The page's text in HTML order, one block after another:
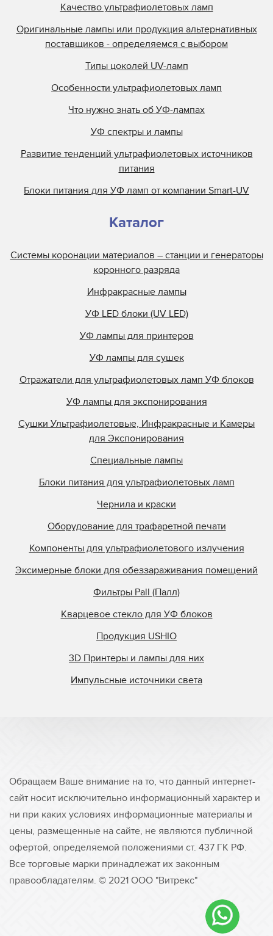
Качество ультрафиолетовых ламп
Оригинальные лампы или продукция альтернативных
поставщиков - определяемся с выбором
Типы цоколей UV-ламп
Особенности ультрафиолетовых ламп
Что нужно знать об УФ-лампах
УФ спектры и лампы
Развитие тенденций ультрафиолетовых источников
питания
Блоки питания для УФ ламп от компании Smart-UV
Каталог
Системы коронации материалов – станции и генераторы
коронного разряда
Инфракрасные лампы
УФ LED блоки (UV LED)
УФ лампы для принтеров
УФ лампы для сушек
Отражатели для ультрафиолетовых ламп УФ блоков
УФ лампы для экспонирования
Сушки Ультрафиолетовые, Инфракрасные и Камеры
для Экспонирования
Специальные лампы
Блоки питания для ультрафиолетовых ламп
Чернила и краски
Оборудование для трафаретной печати
Компоненты для ультрафиолетового излучения
Эксимерные блоки для обеззараживания помещений
Фильтры Pall (Палл)
Кварцевое стекло для УФ блоков
Продукция USHIO
3D Принтеры и лампы для них
Импульсные источники света
Обращаем Ваше внимание на то, что данный интернет-
сайт носит исключительно информационный характер и
ни при каких условиях информационные материалы и
цены, размещенные на сайте, не являются публичной
офертой, определяемой положениями ст. 437 ГК РФ.
Все торговые марки принадлежат их законным
правообладателям. © 2021 ООО "Витрекс"